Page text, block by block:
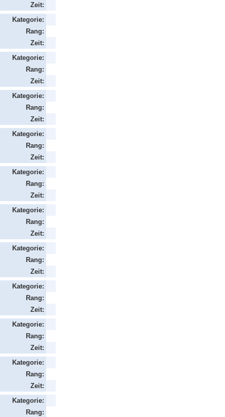
Zeit:
Kategorie:
Rang:
Zeit:
Kategorie:
Rang:
Zeit:
Kategorie:
Rang:
Zeit:
Kategorie:
Rang:
Zeit:
Kategorie:
Rang:
Zeit:
Kategorie:
Rang:
Zeit:
Kategorie:
Rang:
Zeit:
Kategorie:
Rang:
Zeit:
Kategorie:
Rang:
Zeit:
Kategorie:
Rang:
Zeit:
Kategorie:
Rang: